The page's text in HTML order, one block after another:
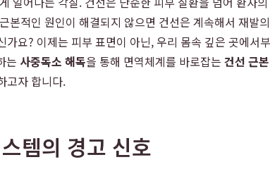
본적인 원인이 해결되지 않으면 건선은 계속해서 재
요? 이제는 피부 표면이 아닌, 우리 몸속 깊은 곳에서
는 사중독소 해독을 통해 면역체계를 바로잡는 건선 근
고자 합니다.
템의 경고 신호